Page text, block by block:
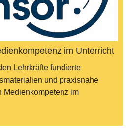
im Unterricht
Lehrkräfte fundierte
und praxisnahe
Medienkompetenz im